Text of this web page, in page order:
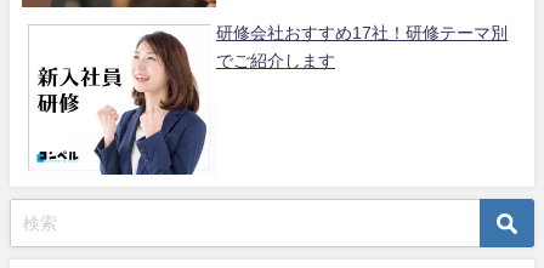
研修会社おすすめ17社！研修テーマ別
でご紹介します